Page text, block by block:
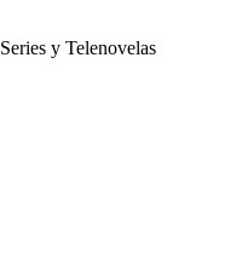
Series y Telenovelas